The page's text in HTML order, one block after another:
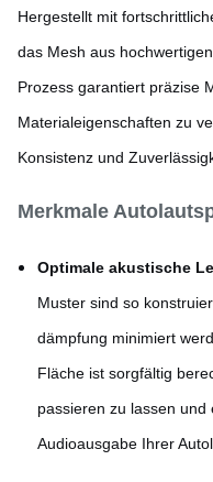
Hergestellt mit
das Mesh aus
Prozess garantiert präzise
Materialeigenschaften zu
Konsistenz und
Merkmale
Optimale akustische
Muster sind so
dämpfung minimiert
Fläche ist sorgfältig
passieren zu lassen
Audioausgabe Ihrer